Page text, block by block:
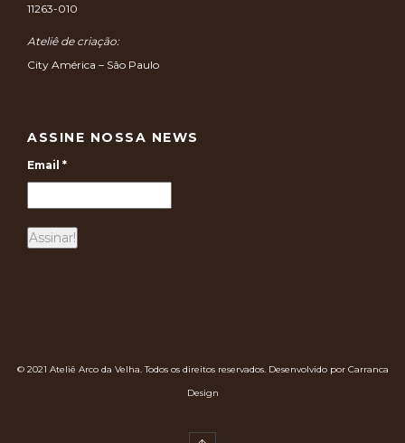
11263-010
Ateliê de criação:
City América – São Paulo
ASSINE NOSSA NEWS
Email *
© 2021 Ateliê Arco da Velha. Todos os direitos reservados. Desenvolvido por Carranca
Design